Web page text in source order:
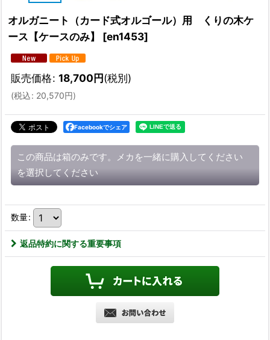
オルガニート（カード式オルゴール）用 くりの木ケ
ース【ケースのみ】
[en1453]
販売価格: 18,700円(税別)
(税込: 20,570円)
Facebookでシェア
この商品は箱のみです。メカを一緒に購入してください
を選択してください
数量:
返品特約に関する重要事項